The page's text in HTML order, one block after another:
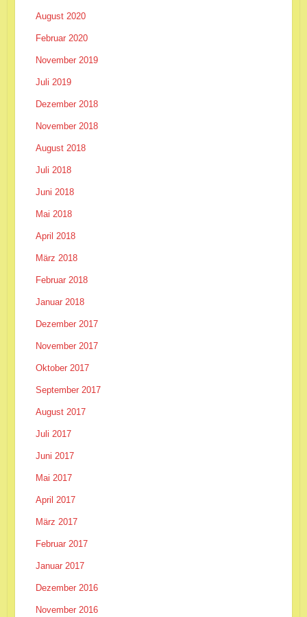
August 2020
Februar 2020
November 2019
Juli 2019
Dezember 2018
November 2018
August 2018
Juli 2018
Juni 2018
Mai 2018
April 2018
März 2018
Februar 2018
Januar 2018
Dezember 2017
November 2017
Oktober 2017
September 2017
August 2017
Juli 2017
Juni 2017
Mai 2017
April 2017
März 2017
Februar 2017
Januar 2017
Dezember 2016
November 2016